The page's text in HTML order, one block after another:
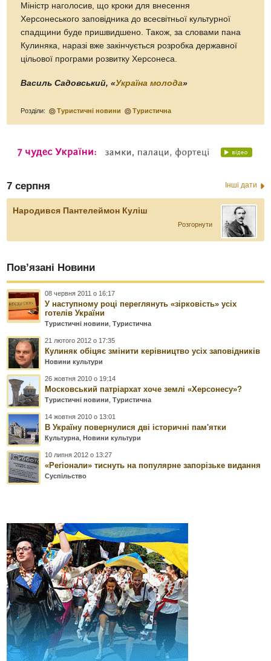
Міністр наголосив, що кроки для внесення
Херсонеського заповідника до всесвітньої культурної
спадщини буде пришвидшено. Також, за словами пана
Кулиняка, наразі вже закінчується розробка державної
цільової програми розвитку Херсонеса.
Василь Садовський, «Україна молода»
Розділи: Туристичні новини Туристична
7 серпня Інші дати
Народився Пантелеймон Куліш
Розгорнути
Пов’язані Новини
08 червня 2011 о 16:17
У наступному році переглянуть «зірковість» усіх
готелів України
Туристичні новини ,Туристична
21 лютого 2012 о 17:35
Кулиняк обіцяє змінити керівництво усіх заповідників
Новини культури
26 жовтня 2010 о 19:14
Московський патріархат хоче землі «Херсонесу»?
Туристичні новини ,Туристична
14 жовтня 2010 о 13:01
В Україну повернулися дві історичні пам'ятки
Культурна ,Новини культури
10 липня 2012 о 13:27
«Регіонали» тиснуть на популярне запорізьке видання
Суспільство